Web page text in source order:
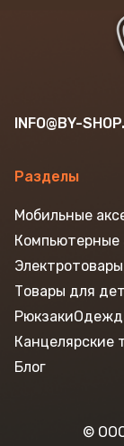
INFO@BY-
Разделы
©
Мобильные
Компьютерные
Электротовары
Товары для
Рюкзаки
Канцелярские
Блог